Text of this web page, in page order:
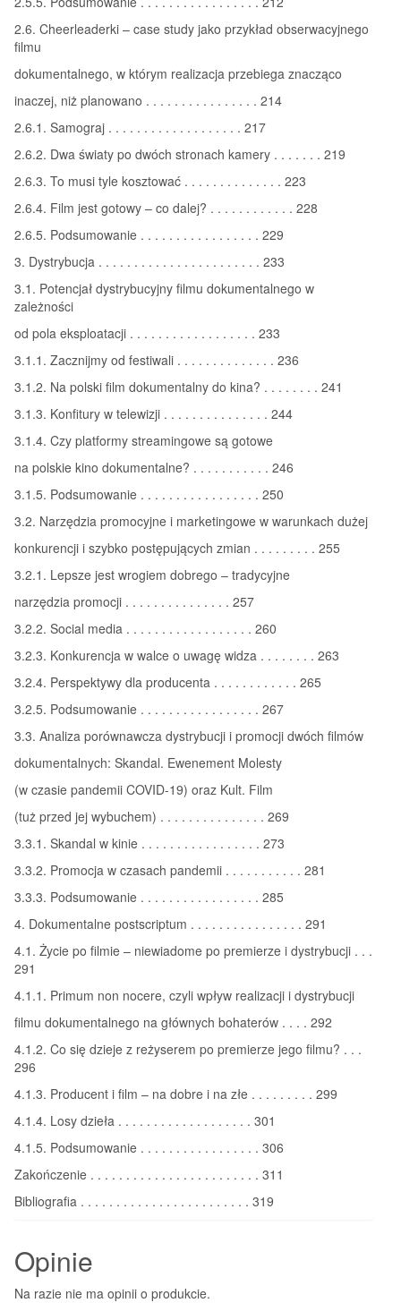
2.6. Cheerleaderki – case study jako przykład obserwacyjnego
filmu
dokumentalnego, w którym realizacja przebiega znacząco
inaczej, niż planowano . . . . . . . . . . . . . . . . 214
2.6.1. Samograj . . . . . . . . . . . . . . . . . . . 217
2.6.2. Dwa światy po dwóch stronach kamery . . . . . . . 219
2.6.3. To musi tyle kosztować . . . . . . . . . . . . . . 223
2.6.4. Film jest gotowy – co dalej? . . . . . . . . . . . . 228
2.6.5. Podsumowanie . . . . . . . . . . . . . . . . . 229
3. Dystrybucja . . . . . . . . . . . . . . . . . . . . . . . 233
3.1. Potencjał dystrybucyjny filmu dokumentalnego w
zależności
od pola eksploatacji . . . . . . . . . . . . . . . . . . 233
3.1.1. Zacznijmy od festiwali . . . . . . . . . . . . . . 236
3.1.2. Na polski film dokumentalny do kina? . . . . . . . . 241
3.1.3. Konfitury w telewizji . . . . . . . . . . . . . . . 244
3.1.4. Czy platformy streamingowe są gotowe
na polskie kino dokumentalne? . . . . . . . . . . . 246
3.1.5. Podsumowanie . . . . . . . . . . . . . . . . . 250
3.2. Narzędzia promocyjne i marketingowe w warunkach dużej
konkurencji i szybko postępujących zmian . . . . . . . . . 255
3.2.1. Lepsze jest wrogiem dobrego – tradycyjne
narzędzia promocji . . . . . . . . . . . . . . . 257
3.2.2. Social media . . . . . . . . . . . . . . . . . . 260
3.2.3. Konkurencja w walce o uwagę widza . . . . . . . . 263
3.2.4. Perspektywy dla producenta . . . . . . . . . . . . 265
3.2.5. Podsumowanie . . . . . . . . . . . . . . . . . 267
3.3. Analiza porównawcza dystrybucji i promocji dwóch filmów
dokumentalnych: Skandal. Ewenement Molesty
(w czasie pandemii COVID-19) oraz Kult. Film
(tuż przed jej wybuchem) . . . . . . . . . . . . . . . 269
3.3.1. Skandal w kinie . . . . . . . . . . . . . . . . . 273
3.3.2. Promocja w czasach pandemii . . . . . . . . . . . 281
3.3.3. Podsumowanie . . . . . . . . . . . . . . . . . 285
4. Dokumentalne postscriptum . . . . . . . . . . . . . . . . 291
4.1. Życie po filmie – niewiadome po premierze i dystrybucji . . .
291
4.1.1. Primum non nocere, czyli wpływ realizacji i dystrybucji
filmu dokumentalnego na głównych bohaterów . . . . 292
4.1.2. Co się dzieje z reżyserem po premierze jego filmu? . . .
296
4.1.3. Producent i film – na dobre i na złe . . . . . . . . . 299
4.1.4. Losy dzieła . . . . . . . . . . . . . . . . . . . 301
4.1.5. Podsumowanie . . . . . . . . . . . . . . . . . 306
Zakończenie . . . . . . . . . . . . . . . . . . . . . . . . 311
Bibliografia . . . . . . . . . . . . . . . . . . . . . . . . 319
Opinie
Na razie nie ma opinii o produkcie.